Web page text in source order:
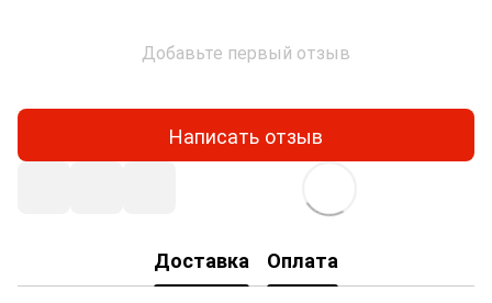
Добавьте первый отзыв
Написать отзыв
Доставка Оплата